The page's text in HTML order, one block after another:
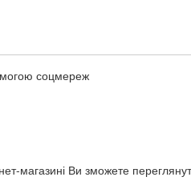
соцмереж
магазині Ви зможете